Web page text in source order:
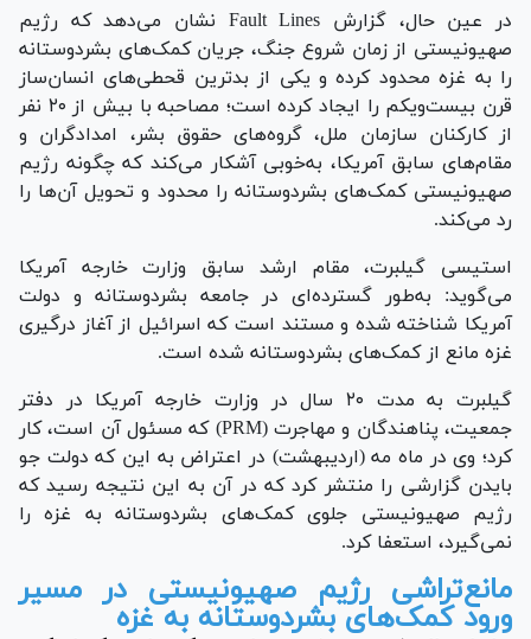
در عین حال، گزارش Fault Lines نشان می‌دهد که رژیم
صهیونیستی از زمان شروع جنگ، جریان کمک‌های بشردوستانه
را به غزه محدود کرده و یکی از بدترین قحطی‌های انسان‌ساز
قرن بیست‌ویکم را ایجاد کرده است؛ مصاحبه با بیش از ۲۰ نفر
از کارکنان سازمان ملل، گروه‌های حقوق بشر، امدادگران و
مقام‌های سابق آمریکا، به‌خوبی آشکار می‌کند که چگونه رژیم
صهیونیستی کمک‌های بشردوستانه را محدود و تحویل آن‌ها را
رد می‌کند.
استیسی گیلبرت، مقام ارشد سابق وزارت خارجه آمریکا
می‌گوید: به‌طور گسترده‌ای در جامعه بشردوستانه و دولت
آمریکا شناخته شده و مستند است که اسرائیل از آغاز درگیری
غزه مانع از کمک‌های بشردوستانه شده است.
گیلبرت به مدت ۲۰ سال در وزارت خارجه آمریکا در دفتر
جمعیت، پناهندگان و مهاجرت (PRM) که مسئول آن است، کار
کرد؛ وی در ماه مه (اردیبهشت) در اعتراض به این که دولت جو
بایدن گزارشی را منتشر کرد که در آن به این نتیجه رسید که
رژیم صهیونیستی جلوی کمک‌های بشردوستانه به غزه را
نمی‌گیرد، استعفا کرد.
مانع‌تراشی رژیم صهیونیستی در مسیر
ورود کمک‌های بشردوستانه به غزه